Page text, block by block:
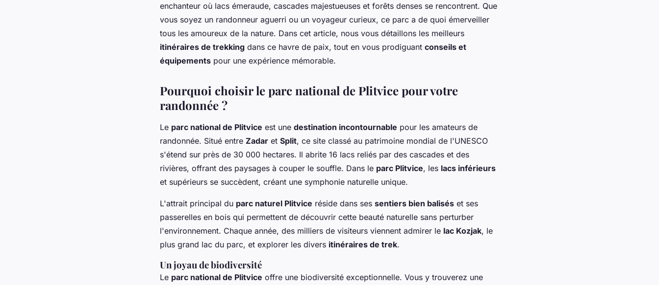
enchanteur où lacs émeraude, cascades majestueuses et forêts denses se rencontrent. Que
vous soyez un randonneur aguerri ou un voyageur curieux, ce parc a de quoi émerveiller
tous les amoureux de la nature. Dans cet article, nous vous détaillons les meilleurs
itinéraires de trekking dans ce havre de paix, tout en vous prodiguant conseils et
équipements pour une expérience mémorable.
Pourquoi choisir le parc national de Plitvice pour votre
randonnée ?
Le parc national de Plitvice est une destination incontournable pour les amateurs de
randonnée. Situé entre Zadar et Split, ce site classé au patrimoine mondial de l'UNESCO
s'étend sur près de 30 000 hectares. Il abrite 16 lacs reliés par des cascades et des
rivières, offrant des paysages à couper le souffle. Dans le parc Plitvice, les lacs inférieurs
et supérieurs se succèdent, créant une symphonie naturelle unique.
L'attrait principal du parc naturel Plitvice réside dans ses sentiers bien balisés et ses
passerelles en bois qui permettent de découvrir cette beauté naturelle sans perturber
l'environnement. Chaque année, des milliers de visiteurs viennent admirer le lac Kozjak, le
plus grand lac du parc, et explorer les divers itinéraires de trek.
Un joyau de biodiversité
Le parc national de Plitvice offre une biodiversité exceptionnelle. Vous y trouverez une